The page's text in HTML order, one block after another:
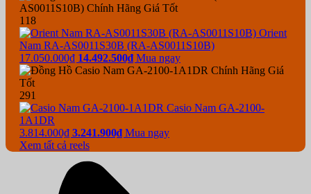
118
Orient
Nam RA-AS0011S30B (RA-AS0011S10B)
17.050.000₫ 14.492.500₫Mua ngay
291
Casio Nam GA-2100-
1A1DR
3.814.000₫ 3.241.900₫Mua ngay
Xem tất cả reels